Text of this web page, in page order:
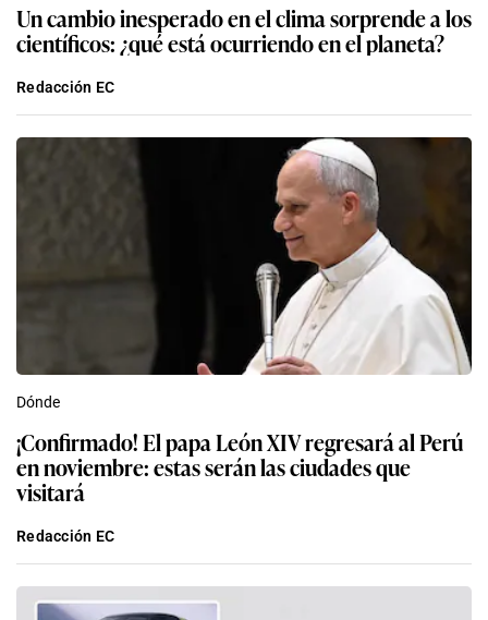
Un cambio inesperado en el clima sorprende a los
científicos: ¿qué está ocurriendo en el planeta?
Redacción EC
Dónde
¡Confirmado! El papa León XIV regresará al Perú
en noviembre: estas serán las ciudades que
visitará
Redacción EC